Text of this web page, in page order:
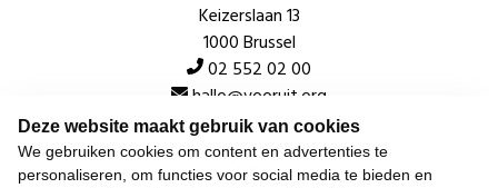
Deze website maakt gebruik van cookies
We gebruiken cookies om content en advertenties te
personaliseren, om functies voor social media te bieden en
Keizerslaan 13
1000 Brussel
02 552 02 00
hallo@vooruit.org
Snel